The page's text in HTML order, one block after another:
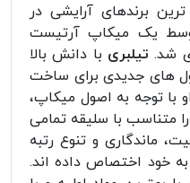
ترین برندهای آرایشی در
که در سال 2013 توسط یک میکاپ آرتیست
شد. تیلبری با دانش بالا
های جدیدی برای ساخت
با توجه به اصول میکاپ،
متناسب با سلیقه تمامی
ماندگاری و تنوع رتبه
به خود اختصاص داده اند.